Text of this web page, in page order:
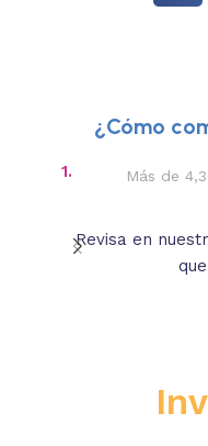
¿Cómo
1. Más de
Revisa en